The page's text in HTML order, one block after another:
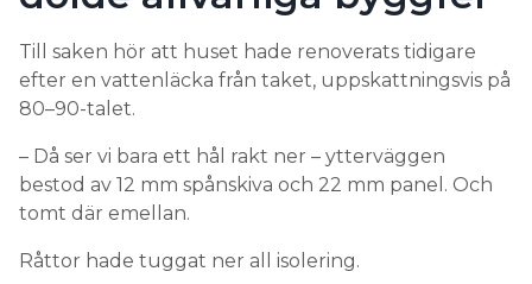
Till saken hör att huset hade renoverats tidigare
efter en vattenläcka från taket, uppskattningsvis på
80–90-talet.
– Då ser vi bara ett hål rakt ner – ytterväggen
bestod av 12 mm spånskiva och 22 mm panel. Och
tomt där emellan.
Råttor hade tuggat ner all isolering.